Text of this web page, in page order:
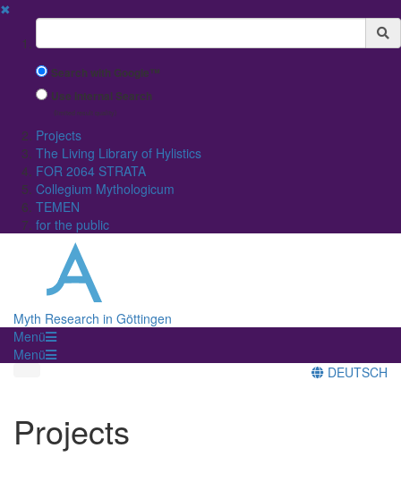
✖
Suchbegriff
Search with Google™
Use Internal Search
(limited result quality)
Projects
The Living Library of Hylistics
FOR 2064 STRATA
Collegium Mythologicum
TEMEN
for the public
Myth Research in Göttingen
Menü
Menü
DEUTSCH
Projects